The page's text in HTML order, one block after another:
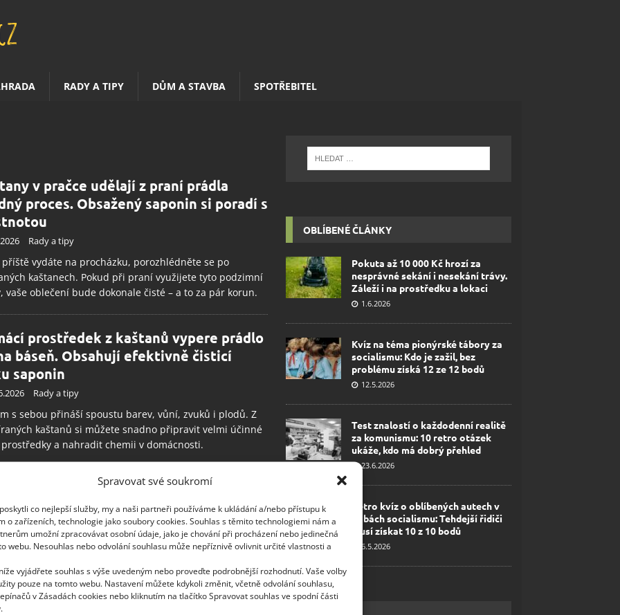
Spravovat své soukromí
co nejlepší služby, my a naši partneři používáme k ukládání a/nebo přístupu k
o zařízeních, technologie jako soubory cookies. Souhlas s těmito technologiemi nám a
umožní zpracovávat osobní údaje, jako je chování při procházení nebo jedinečná
webu. Nesouhlas nebo odvolání souhlasu může nepříznivě ovlivnit určité vlastnosti a
vyjádřete souhlas s výše uvedeným nebo proveďte podrobnější rozhodnutí. Vaše volby
pouze na tomto webu. Nastavení můžete kdykoli změnit, včetně odvolání souhlasu,
v Zásadách cookies nebo kliknutím na tlačítko Spravovat souhlas ve spodní části
RADY A TIPY DŮM A STAVBA SPOTŘEBITEL
v pračce udělají z praní prádla
proces. Obsažený saponin si poradí s
Rady a tipy
příště vydáte na procházku, porozhlédněte se po
kaštanech. Pokud při praní využijete tyto podzimní
vaše oblečení bude dokonale čisté – a to za pár korun.
prostředek z kaštanů vypere prádlo
báseň. Obsahují efektivně čisticí
saponin
Rady a tipy
s sebou přináší spoustu barev, vůní, zvuků i plodů. Z
kaštanů si můžete snadno připravit velmi účinné
a nahradit chemii v domácnosti.
odpuzovač pavouků: Vhodným
kaštanů vzniká účinná zbraň
nezvaným návštěvníkům
Rady a tipy
venkovní teploty výrazně klesnou, začínají se do
obydlí stěhovat různí živočichové snažící se přežít do
nechtěnou návštěvou pavouků vás ochrání kaštany.
OBLÍBENÉ ČLÁNKY
Pokuta až 10 000 Kč hrozí za
nesprávné sekání i nesekání trávy.
Záleží i na prostředku a lokaci
1.6.2026
Kvíz na téma pionýrské tábory za
socialismu: Kdo je zažil, bez
problému získá 12 ze 12 bodů
12.5.2026
Test znalostí o každodenní realitě
za komunismu: 10 retro otázek
ukáže, kdo má dobrý přehled
23.6.2026
Retro kvíz o oblíbených autech v
dobách socialismu: Tehdejší řidiči
musí získat 10 z 10 bodů
6.5.2026